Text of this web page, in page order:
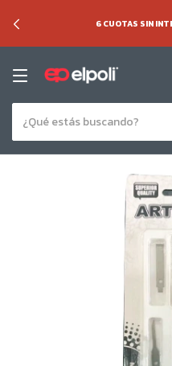
6 CUOTAS SIN